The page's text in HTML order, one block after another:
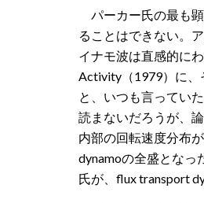
パーカー氏の最も
ることはできない。
イナモ波は直感的に
Activity（1979）に、
と、いつも言ってい
読まないだろうが、
内部の回転速度分布
dynamoの全盛となっ
氏が、flux transport